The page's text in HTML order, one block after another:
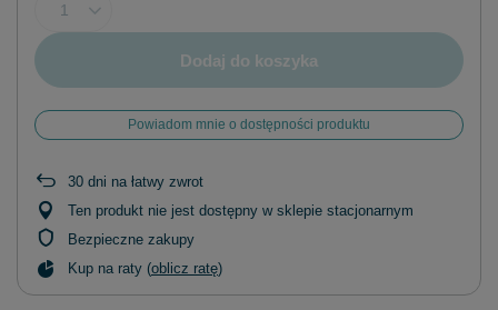
Dodaj do koszyka
Powiadom mnie o dostępności produktu
30 dni na łatwy zwrot
Ten produkt nie jest dostępny w sklepie stacjonarnym
Bezpieczne zakupy
Kup na raty (oblicz ratę)